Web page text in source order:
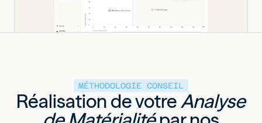
MÉTHODOLOGIE CONSEIL
Réalisation de votreAnalyse